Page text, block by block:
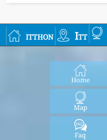
itthon Itt
Home
Map
Faq